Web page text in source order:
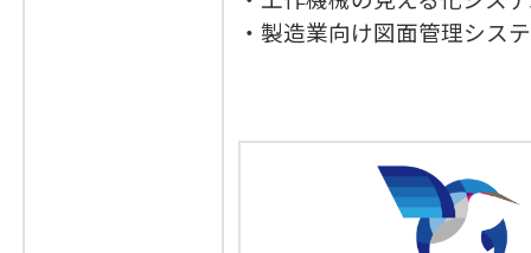
・製造業向け図面管理シス